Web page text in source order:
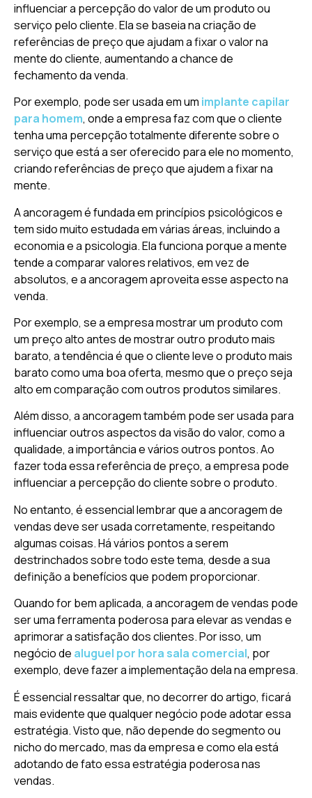
influenciar a percepção do valor de um produto ou
serviço pelo cliente. Ela se baseia na criação de
referências de preço que ajudam a fixar o valor na
mente do cliente, aumentando a chance de
fechamento da venda.
Por exemplo, pode ser usada em um implante capilar
para homem, onde a empresa faz com que o cliente
tenha uma percepção totalmente diferente sobre o
serviço que está a ser oferecido para ele no momento,
criando referências de preço que ajudem a fixar na
mente.
A ancoragem é fundada em princípios psicológicos e
tem sido muito estudada em várias áreas, incluindo a
economia e a psicologia. Ela funciona porque a mente
tende a comparar valores relativos, em vez de
absolutos, e a ancoragem aproveita esse aspecto na
venda.
Por exemplo, se a empresa mostrar um produto com
um preço alto antes de mostrar outro produto mais
barato, a tendência é que o cliente leve o produto mais
barato como uma boa oferta, mesmo que o preço seja
alto em comparação com outros produtos similares.
Além disso, a ancoragem também pode ser usada para
influenciar outros aspectos da visão do valor, como a
qualidade, a importância e vários outros pontos. Ao
fazer toda essa referência de preço, a empresa pode
influenciar a percepção do cliente sobre o produto.
No entanto, é essencial lembrar que a ancoragem de
vendas deve ser usada corretamente, respeitando
algumas coisas. Há vários pontos a serem
destrinchados sobre todo este tema, desde a sua
definição a benefícios que podem proporcionar.
Quando for bem aplicada, a ancoragem de vendas pode
ser uma ferramenta poderosa para elevar as vendas e
aprimorar a satisfação dos clientes. Por isso, um
negócio de aluguel por hora sala comercial, por
exemplo, deve fazer a implementação dela na empresa.
É essencial ressaltar que, no decorrer do artigo, ficará
mais evidente que qualquer negócio pode adotar essa
estratégia. Visto que, não depende do segmento ou
nicho do mercado, mas da empresa e como ela está
adotando de fato essa estratégia poderosa nas
vendas.